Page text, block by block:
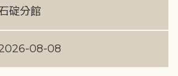
碇分館
08-08